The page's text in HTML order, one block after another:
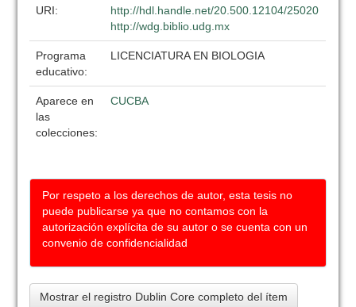
URI:
http://hdl.handle.net/20.500.12104/25020
http://wdg.biblio.udg.mx
Programa
educativo:
LICENCIATURA EN BIOLOGIA
Aparece en
las
colecciones:
CUCBA
Por respeto a los derechos de autor, esta tesis no
puede publicarse ya que no contamos con la
autorización explícita de su autor o se cuenta con un
convenio de confidencialidad
Mostrar el registro Dublin Core completo del ítem